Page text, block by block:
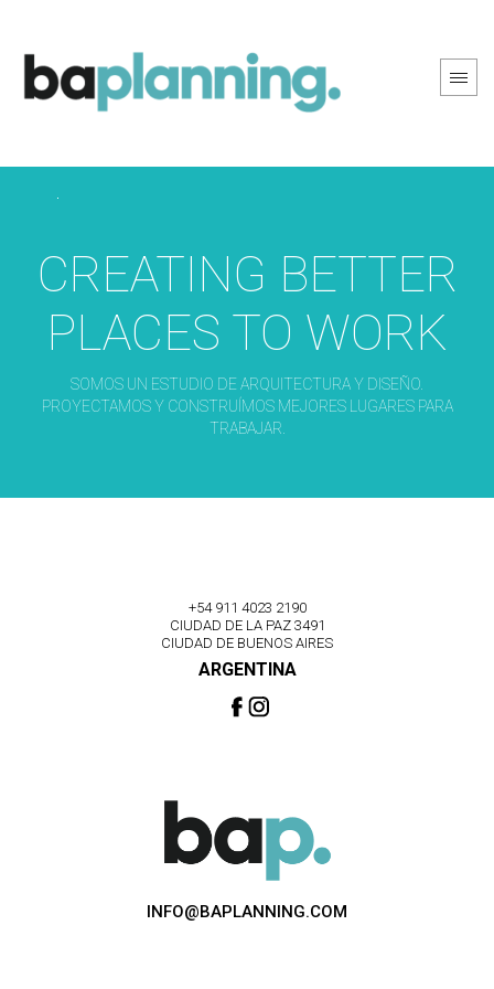
CREATING BETTER
PLACES TO WORK
SOMOS UN ESTUDIO DE ARQUITECTURA Y DISEÑO.
PROYECTAMOS Y CONSTRUÍMOS MEJORES LUGARES PARA
TRABAJAR.
+54 911 4023 2190
CIUDAD DE LA PAZ 3491
CIUDAD DE BUENOS AIRES
ARGENTINA
INFO@BAPLANNING.COM